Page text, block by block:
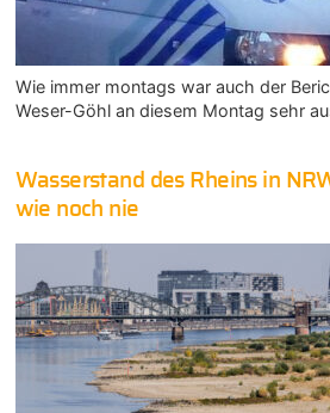
Wie immer montags war auch der
Weser-Göhl an diesem Montag sehr
Wasserstand des Rheins in
wie noch nie